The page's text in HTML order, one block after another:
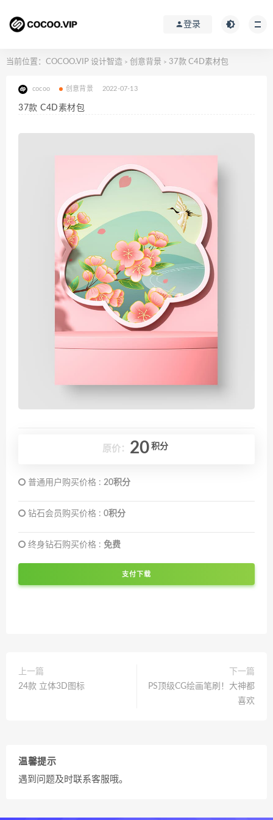
登录
当前位置： COCOO.VIP 设计智造 > 创意背景 > 37款 C4D素材包
cocoo 创意背景 2022-07-13
37款 C4D素材包
原价： 20 积分
普通用户购买价格 : 20积分
钻石会员购买价格 : 0积分
终身钻石购买价格 : 免费
支付下载
上一篇
24款 立体3D图标
下一篇
PS顶级CG绘画笔刷！大神都
喜欢
温馨提示
遇到问题及时联系客服哦。